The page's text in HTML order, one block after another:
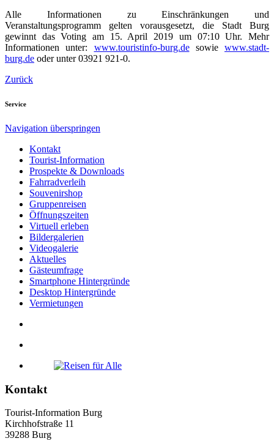
Alle Informationen zu Einschränkungen und
Veranstaltungsprogramm gelten vorausgesetzt, die Stadt Burg
gewinnt das Voting am 15. April 2019 um 07:10 Uhr. Mehr
Informationen unter: www.touristinfo-burg.desowie www.stadt-
burg.de oder unter 03921 921-0.
Zurück
Service
Navigation überspringen
Kontakt
Tourist-Information
Prospekte & Downloads
Fahrradverleih
Souvenirshop
Gruppenreisen
Öffnungszeiten
Virtuell erleben
Bildergalerien
Videogalerie
Aktuelles
Gästeumfrage
Smartphone Hintergründe
Desktop Hintergründe
Vermietungen
Kontakt
Tourist-Information Burg
Kirchhofstraße 11
39288 Burg